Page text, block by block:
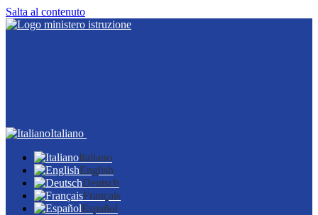
Salta al contenuto
Italiano
Italiano
English
Deutsch
Français
Español